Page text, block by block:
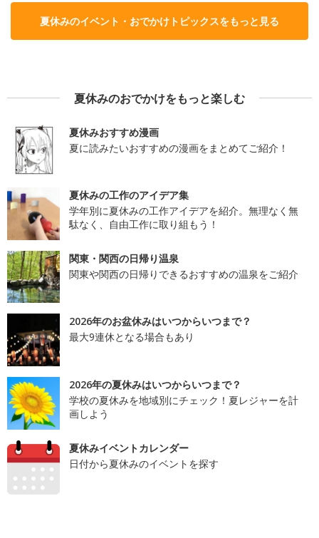
夏休みのイベント・おでかけトピックスをもっと見る
夏休みのおでかけをもっと楽しむ
夏休みおすすめ漫画
夏に読みたいおすすめの漫画をまとめてご紹介！
夏休みの工作のアイデア集
学年別に夏休みの工作アイデアを紹介。無理なく無
駄なく、自由工作に取り組もう！
関東・関西の日帰り温泉
関東や関西の日帰りできるおすすめの温泉をご紹介
2026年のお盆休みはいつからいつまで？
最大9連休となる場合もあり
2026年の夏休みはいつからいつまで？
学校の夏休みを地域別にチェック！夏レジャーを計
画しよう
夏休みイベントカレンダー
日付から夏休みのイベントを探す